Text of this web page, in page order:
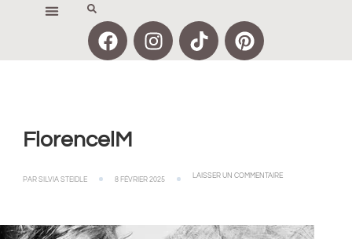
FlorencelM
PAR SILVIA STEIDLE 8 FÉVRIER 2025 LAISSER UN COMMENTAIRE